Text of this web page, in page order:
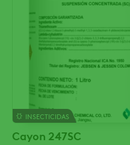
INSECTICIDAS
Cayon 247SC